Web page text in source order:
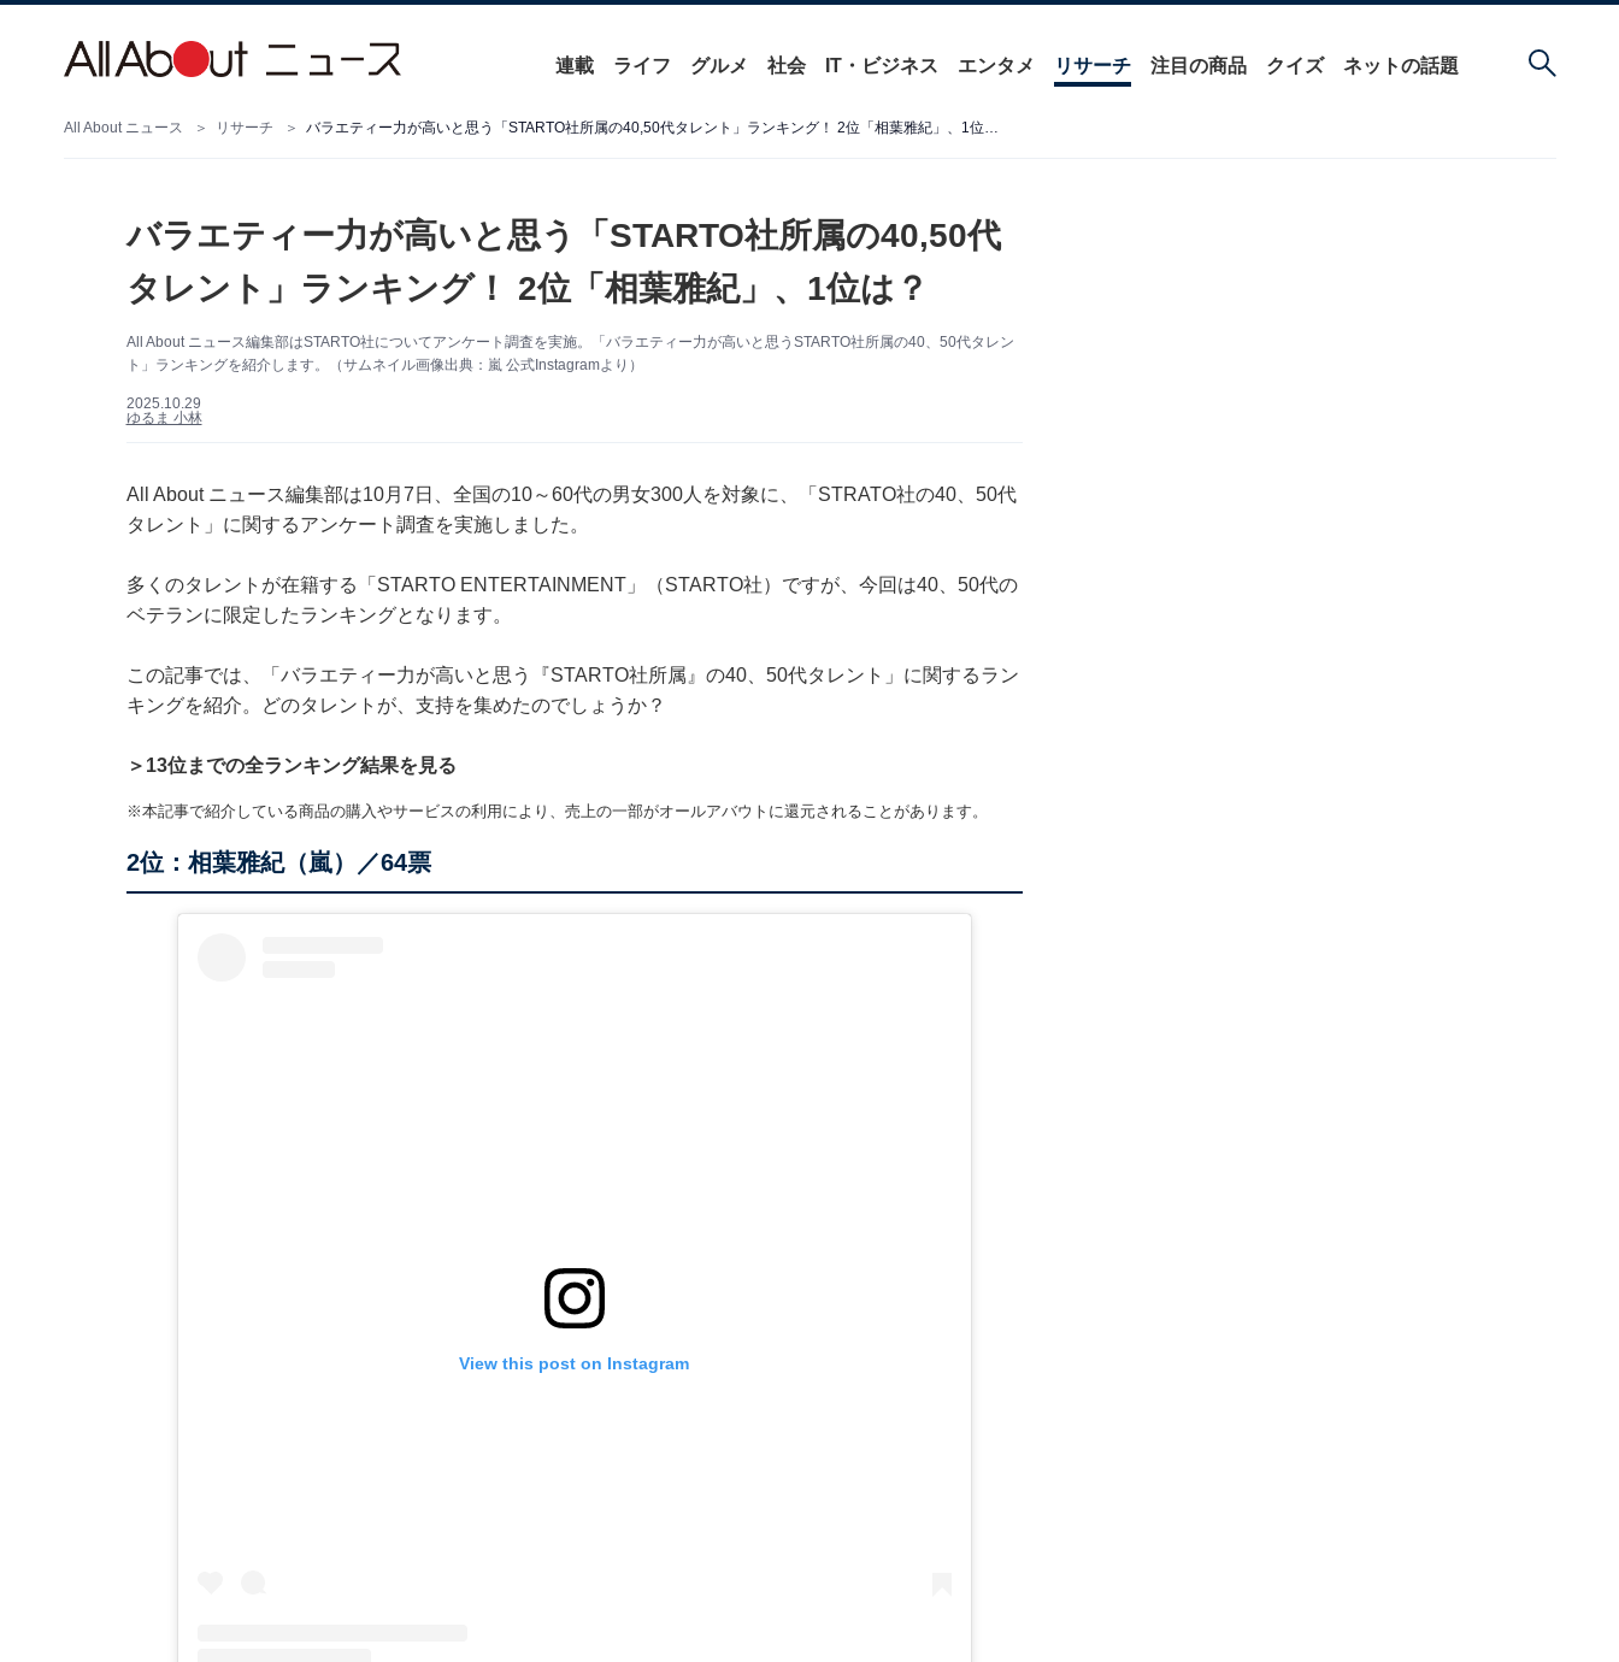
連載 ライフ グルメ 社会 IT・ビジネス エンタメ リサーチ 注目の商品 クイズ ネットの話題
All About ニュース リサーチ バラエティー力が高いと思う「STARTO社所属の40,50代タレント」ランキング！ 2位「相葉雅紀」、1位は？
バラエティー力が高いと思う「STARTO社所属の40,50代
タレント」ランキング！ 2位「相葉雅紀」、1位は？
All About ニュース編集部はSTARTO社についてアンケート調査を実施。「バラエティー力が高いと思うSTARTO社所属の40、50代タレン
ト」ランキングを紹介します。（サムネイル画像出典：嵐 公式Instagramより）
2025.10.29
ゆるま 小林
All About ニュース編集部は10月7日、全国の10～60代の男女300人を対象に、「STRATO社の40、50代
タレント」に関するアンケート調査を実施しました。
多くのタレントが在籍する「STARTO ENTERTAINMENT」（STARTO社）ですが、今回は40、50代の
ベテランに限定したランキングとなります。
この記事では、「バラエティー力が高いと思う『STARTO社所属』の40、50代タレント」に関するラン
キングを紹介。どのタレントが、支持を集めたのでしょうか？
＞13位までの全ランキング結果を見る
※本記事で紹介している商品の購入やサービスの利用により、売上の一部がオールアバウトに還元されることがあります。
2位：相葉雅紀（嵐）／64票
View this post on Instagram